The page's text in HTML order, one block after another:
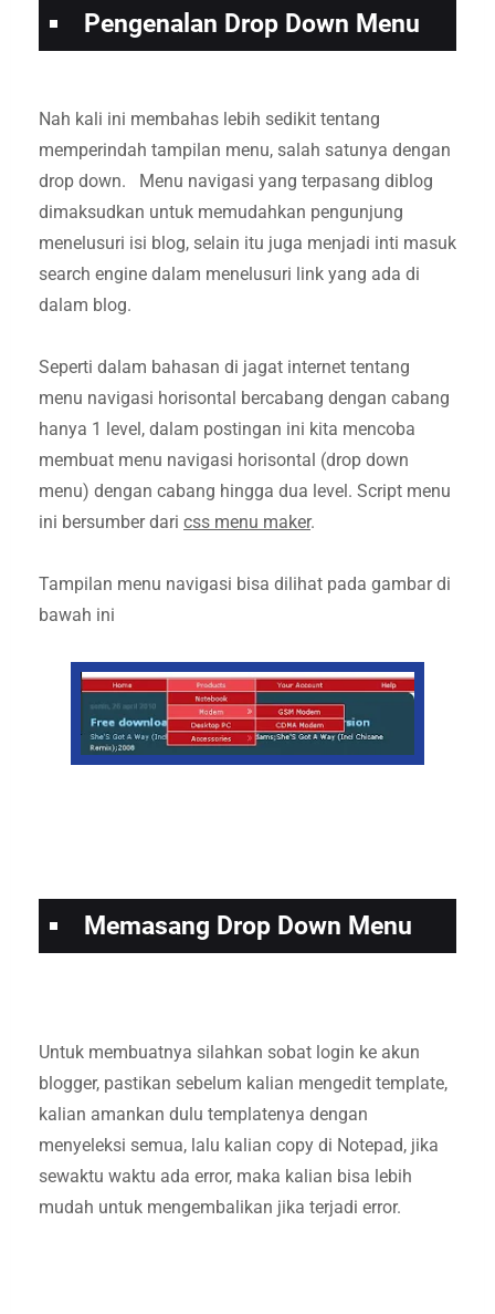
Pengenalan Drop Down Menu
Nah kali ini membahas lebih sedikit tentang
memperindah tampilan menu, salah satunya dengan
drop down. Menu navigasi yang terpasang diblog
dimaksudkan untuk memudahkan pengunjung
menelusuri isi blog, selain itu juga menjadi inti masuk
search engine dalam menelusuri link yang ada di
dalam blog.
Seperti dalam bahasan di jagat internet tentang
menu navigasi horisontal bercabang dengan cabang
hanya 1 level, dalam postingan ini kita mencoba
membuat menu navigasi horisontal (drop down
menu) dengan cabang hingga dua level. Script menu
ini bersumber dari css menu maker.
Tampilan menu navigasi bisa dilihat pada gambar di
bawah ini
Memasang Drop Down Menu
Untuk membuatnya silahkan sobat login ke akun
blogger, pastikan sebelum kalian mengedit template,
kalian amankan dulu templatenya dengan
menyeleksi semua, lalu kalian copy di Notepad, jika
sewaktu waktu ada error, maka kalian bisa lebih
mudah untuk mengembalikan jika terjadi error.